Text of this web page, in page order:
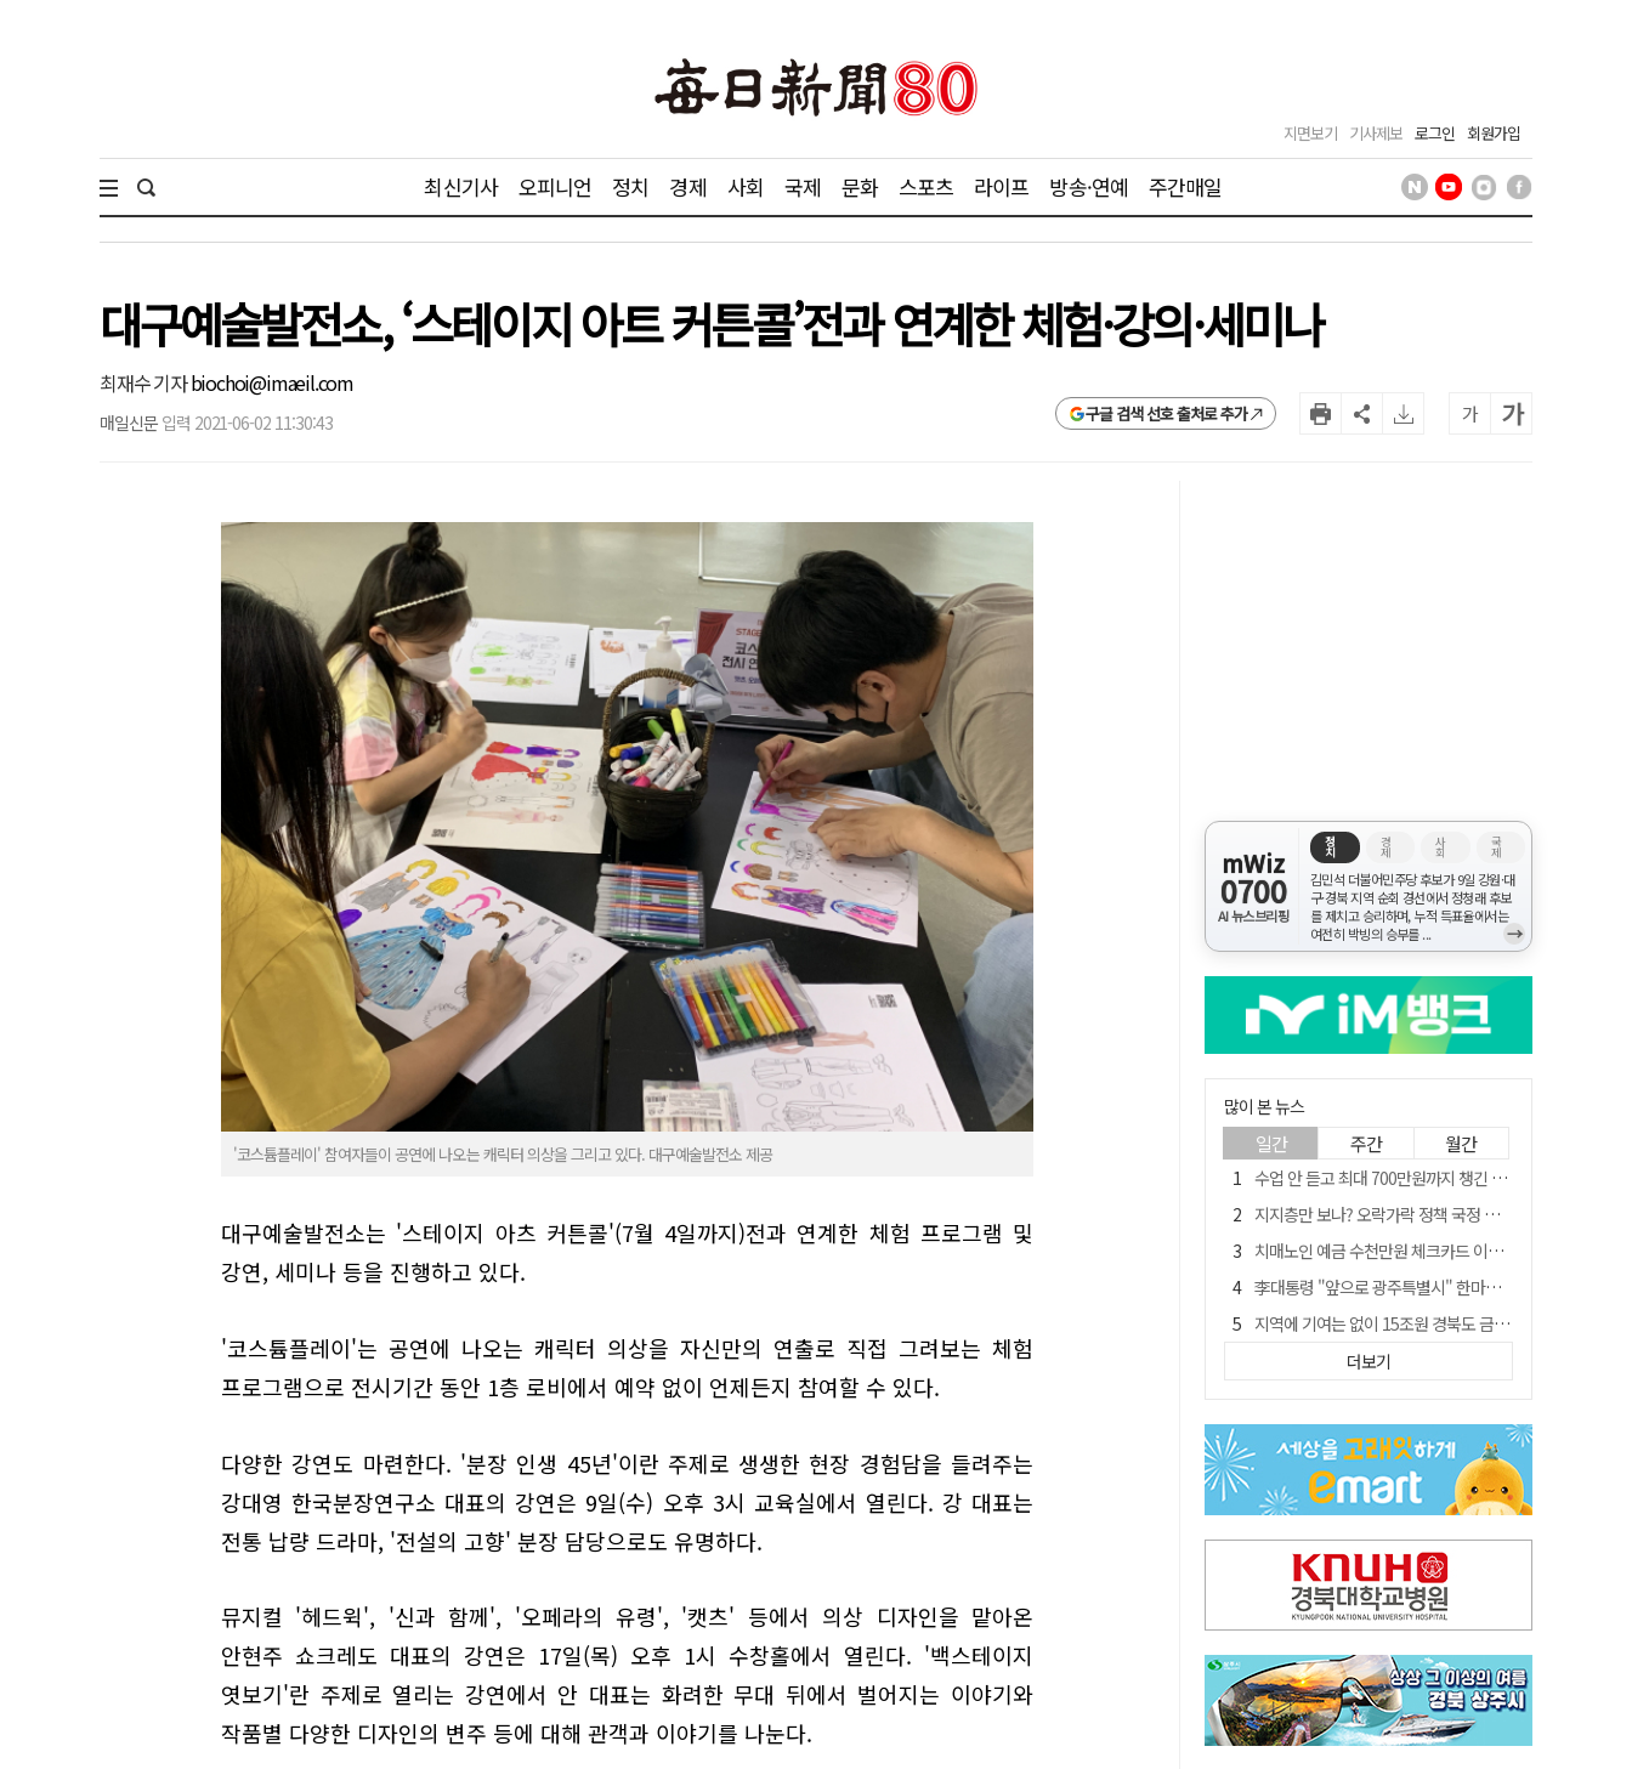
지면보기 기사제보 로그인 회원가입
최신기사 오피니언 정치 경제 사회 국제 문화 스포츠 라이프 방송·연예 주간매일
대구예술발전소, ‘스테이지 아트 커튼콜’전과 연계한 체험·강의·세미나
최재수 기자biochoi@imaeil.com
매일신문 입력 2021-06-02 11:30:43 구글 검색 선호 출처로 추가 가 가
'코스튬플레이' 참여자들이 공연에 나오는 캐릭터 의상을 그리고 있다. 대구예술발전소 제공
대구예술발전소는 '스테이지 아츠 커튼콜'(7월 4일까지)전과 연계한 체험 프로그램 및
강연, 세미나 등을 진행하고 있다.
'코스튬플레이'는 공연에 나오는 캐릭터 의상을 자신만의 연출로 직접 그려보는 체험
프로그램으로 전시기간 동안 1층 로비에서 예약 없이 언제든지 참여할 수 있다.
다양한 강연도 마련한다. '분장 인생 45년'이란 주제로 생생한 현장 경험담을 들려주는
강대영 한국분장연구소 대표의 강연은 9일(수) 오후 3시 교육실에서 열린다. 강 대표는
전통 납량 드라마, '전설의 고향' 분장 담당으로도 유명하다.
뮤지컬 '헤드윅', '신과 함께', '오페라의 유령', '캣츠' 등에서 의상 디자인을 맡아온
안현주 쇼크레도 대표의 강연은 17일(목) 오후 1시 수창홀에서 열린다. '백스테이지
엿보기'란 주제로 열리는 강연에서 안 대표는 화려한 무대 뒤에서 벌어지는 이야기와
작품별 다양한 디자인의 변주 등에 대해 관객과 이야기를 나눈다.
mWiz
0700
AI 뉴스브리핑
정
치
경
제
사
회
국
제
김민석 더불어민주당 후보가 9일 강원·대
구·경북 지역 순회 경선에서 정청래 후보
를 제치고 승리하며, 누적 득표율에서는
여전히 박빙의 승부를 ...
→
많이 본 뉴스
일간 주간 월간
수업 안 듣고 최대 700만원까지 챙긴 포항 A대학 '유령 선수' 등 무더기 송치
지지층만 보나? 오락가락 정책 국정 불안…野 "오합지졸"
치매노인 예금 수천만원 체크카드 이용해 빼돌린 70대 간병인, 집행유예
李대통령 "앞으로 광주특별시" 한마디에…'전남 빠진 약칭' 논란 재점화
지역에 기여는 없이 15조원 경북도 금고 눈독 들이는 대형銀
대구 출신 파이터 최두호, 8년 만에 UFC 재진입 도전
[여권 국정 운영 난맥상] 그때 그때 다른 규제 완화
[매일희평] 이들 중 어떤 시술은 7시간 반 걸렸다고 자랑질
李대통령 지지율 43.3% '취임 후 최저'…4주 연속 내리막
더보기